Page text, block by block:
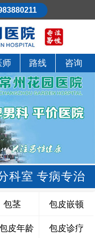
师 路线 咨询
科室 专病专治
包茎
皮年龄
包皮嵌顿
包皮诊疗